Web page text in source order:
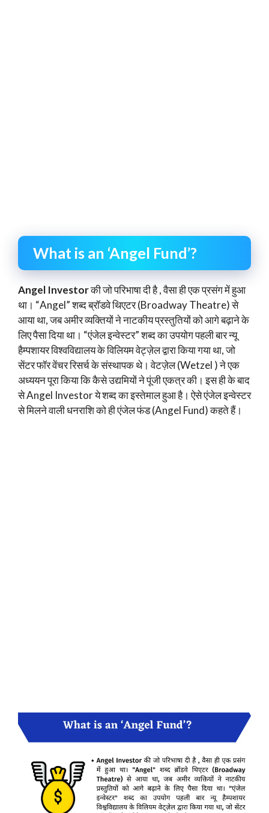
What is an ‘Angel Fund’?
Angel Investorकी जो परिभाषा दी है , वैसा ही एक प्रसंग में हुआ
था। “Angel” शब्द ब्रॉडवे थिएटर (Broadway Theatre) से
आया था, जब अमीर व्यक्तियों ने नाटकीय प्रस्तुतियों को आगे बढ़ाने के
लिए पैसा दिया था। “एंजेल इन्वेस्टर” शब्द का उपयोग पहली बार न्यू
हैम्पशायर विश्वविद्यालय के विलियम वेट्ज़ेल द्वारा किया गया था, जो
सेंटर फॉर वेंचर रिसर्च के संस्थापक थे। वेटज़ेल (Wetzel ) ने एक
अध्ययन पूरा किया कि कैसे उद्यमियों ने पूंजी एकत्र की। इस ही के बाद
से Angel Investor ये शब्द का इस्तेमाल हुआ है। ऐसे एंजेल इन्वेस्टर
से मिलने वाली धनराशि को ही एंजेल फंड (Angel Fund) कहते हैं।